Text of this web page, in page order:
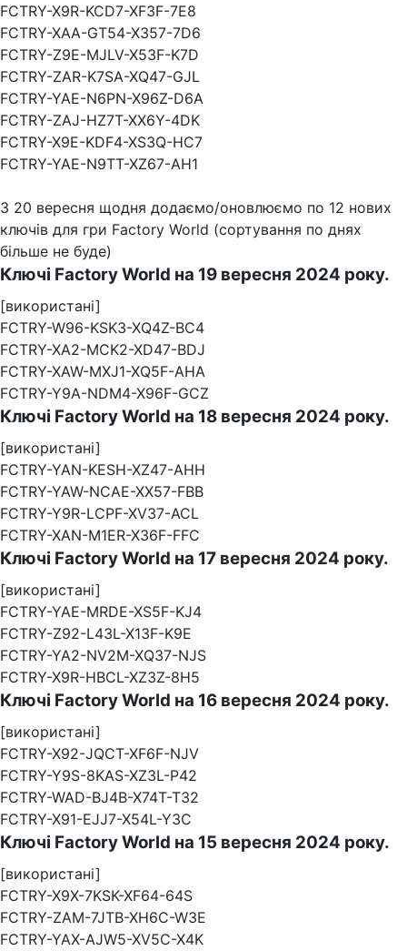
FCTRY-X9R-KCD7-XF3F-7E8
FCTRY-XAA-GT54-X357-7D6
FCTRY-Z9E-MJLV-X53F-K7D
FCTRY-ZAR-K7SA-XQ47-GJL
FCTRY-YAE-N6PN-X96Z-D6A
FCTRY-ZAJ-HZ7T-XX6Y-4DK
FCTRY-X9E-KDF4-XS3Q-HC7
FCTRY-YAE-N9TT-XZ67-AH1
З 20 вересня щодня додаємо/оновлюємо по 12 нових
ключів для гри Factory World (сортування по днях
більше не буде)
Ключі Factory World на 19 вересня 2024 року.
[використані]
FCTRY-W96-KSK3-XQ4Z-BC4
FCTRY-XA2-MCK2-XD47-BDJ
FCTRY-XAW-MXJ1-XQ5F-AHA
FCTRY-Y9A-NDM4-X96F-GCZ
Ключі Factory World на 18 вересня 2024 року.
[використані]
FCTRY-YAN-KESH-XZ47-AHH
FCTRY-YAW-NCAE-XX57-FBB
FCTRY-Y9R-LCPF-XV37-ACL
FCTRY-XAN-M1ER-X36F-FFC
Ключі Factory World на 17 вересня 2024 року.
[використані]
FCTRY-YAE-MRDE-XS5F-KJ4
FCTRY-Z92-L43L-X13F-K9E
FCTRY-YA2-NV2M-XQ37-NJS
FCTRY-X9R-HBCL-XZ3Z-8H5
Ключі Factory World на 16 вересня 2024 року.
[використані]
FCTRY-X92-JQCT-XF6F-NJV
FCTRY-Y9S-8KAS-XZ3L-P42
FCTRY-WAD-BJ4B-X74T-T32
FCTRY-X91-EJJ7-X54L-Y3C
Ключі Factory World на 15 вересня 2024 року.
[використані]
FCTRY-X9X-7KSK-XF64-64S
FCTRY-ZAM-7JTB-XH6C-W3E
FCTRY-YAX-AJW5-XV5C-X4K